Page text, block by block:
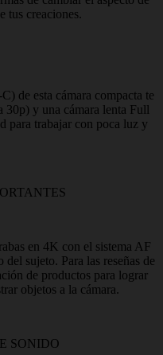
tus creaciones.
de esta cámara compacta te
30p) y una cámara lenta Full
para trabajar con poca luz y
en 4K con el sistema AF
sujeto. Para las reseñas de
de productos para lograr
objetos a la cámara.
SONIDO